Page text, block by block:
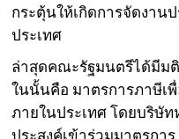
กระตุ้นให้เกิดการจัดงา
ประเทศ
ล่าสุดคณะรัฐมนตรีได้มีม
ในนั้นคือ มาตรการภาษีเ
ภายในประเทศ โดยบริษั
ประสงค์เข้าร่วมมาตรกา